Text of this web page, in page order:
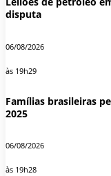
disputa
06/08/2026
às 19h29
Famílias brasileiras
2025
06/08/2026
às 19h28